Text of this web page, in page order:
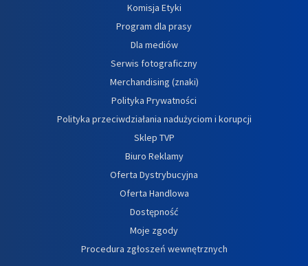
Komisja Etyki
Program dla prasy
Dla mediów
Serwis fotograficzny
Merchandising (znaki)
Polityka Prywatności
Polityka przeciwdziałania nadużyciom i korupcji
Sklep TVP
Biuro Reklamy
Oferta Dystrybucyjna
Oferta Handlowa
Dostępność
Moje zgody
Procedura zgłoszeń wewnętrznych